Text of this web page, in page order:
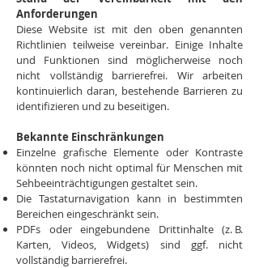
Anforderungen
Diese Website ist mit den oben genannten
Richtlinien teilweise vereinbar. Einige Inhalte
und Funktionen sind möglicherweise noch
nicht vollständig barrierefrei. Wir arbeiten
kontinuierlich daran, bestehende Barrieren zu
identifizieren und zu beseitigen.
Bekannte Einschränkungen
Einzelne grafische Elemente oder Kontraste
könnten noch nicht optimal für Menschen mit
Sehbeeinträchtigungen gestaltet sein.
Die Tastaturnavigation kann in bestimmten
Bereichen eingeschränkt sein.
PDFs oder eingebundene Drittinhalte (z. B.
Karten, Videos, Widgets) sind ggf. nicht
vollständig barrierefrei.